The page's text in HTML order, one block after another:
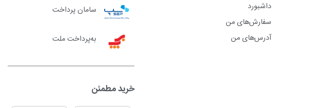
داشبورد
سفارش‌های من
آدرس‌های من
سامان پرداخت
به‌پرداخت ملت
خرید مطمئن